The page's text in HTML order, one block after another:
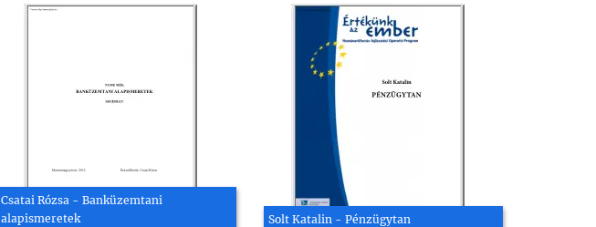
Csatai Rózsa - Banküzemtani
alapismeretek
Solt Katalin - Pénzügytan